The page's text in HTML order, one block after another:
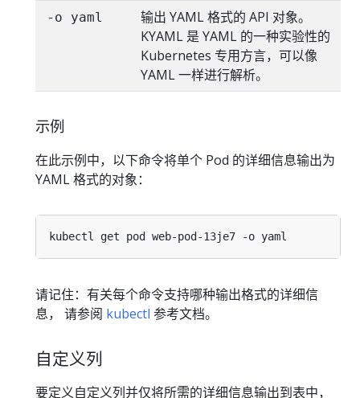
-o yaml
输出 YAML 格式的 API 对象。
KYAML 是 YAML 的一种实验性的
Kubernetes 专用方言，可以像
YAML 一样进行解析。
示例
在此示例中，以下命令将单个 Pod 的详细信息输出为
YAML 格式的对象：
请记住：有关每个命令支持哪种输出格式的详细信
息， 请参阅 kubectl 参考文档。
自定义列
要定义自定义列并仅将所需的详细信息输出到表中，